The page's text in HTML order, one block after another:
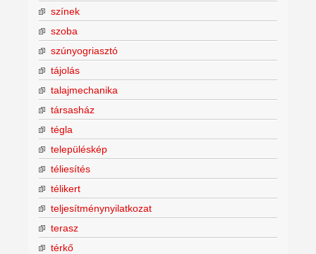
színek
szoba
szúnyogriasztó
tájolás
talajmechanika
társasház
tégla
településkép
téliesítés
télikert
teljesítménynyilatkozat
terasz
térkő